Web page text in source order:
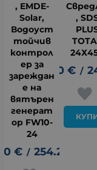
, EMDE-
Solar,
Водоуст
тойчив
контрол
ер за
зареждан
е на
вятърен
генерат
ор FW10-
24
€ / 254.26
,
12.30 € /